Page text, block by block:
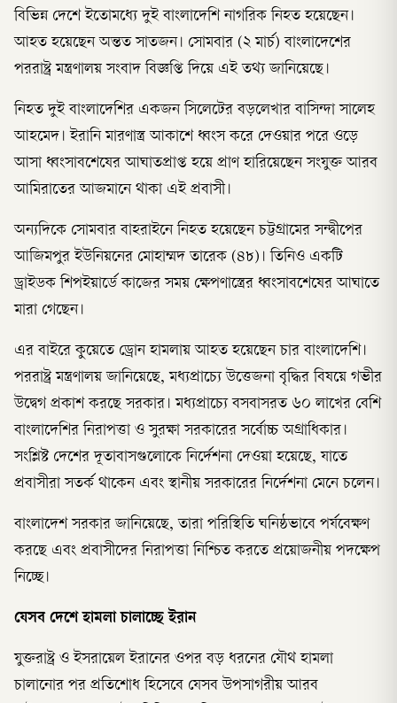
বিভিন্ন দেশে ইতোমধ্যে দুই বাংলাদেশি নাগরিক নিহত হয়েছেন।
আহত হয়েছেন অন্তত সাতজন। সোমবার (২ মার্চ) বাংলাদেশের
পররাষ্ট্র মন্ত্রণালয় সংবাদ বিজ্ঞপ্তি দিয়ে এই তথ‌্য জানিয়েছে।
নিহত দুই বাংলাদেশির একজন সিলেটের বড়লেখার বাসিন্দা সালেহ
আহমেদ। ইরানি মারণাস্ত্র আকাশে ধ্বংস করে দেওয়ার পরে ওড়ে
আসা ধ্বংসাবশেষের আঘাতপ্রাপ্ত হয়ে প্রাণ হারিয়েছেন সংযুক্ত আরব
আমিরাতের আজমানে থাকা এই প্রবাসী।
অন্যদিকে সোমবার বাহরাইনে নিহত হয়েছেন চট্টগ্রামের সন্দ্বীপের
আজিমপুর ইউনিয়নের মোহাম্মদ তারেক (৪৮)। তিনিও একটি
ড্রাইডক শিপইয়ার্ডে কাজের সময় ক্ষেপণাস্ত্রের ধ্বংসাবশেষের আঘাতে
মারা গেছেন।
এর বাইরে কুয়েতে ড্রোন হামলায় আহত হয়েছেন চার বাংলাদেশি।
পররাষ্ট্র মন্ত্রণালয় জানিয়েছে, মধ্যপ্রাচ্যে উত্তেজনা বৃদ্ধির বিষয়ে গভীর
উদ্বেগ প্রকাশ করছে সরকার। মধ্যপ্রাচ্যে বসবাসরত ৬০ লাখের বেশি
বাংলাদেশির নিরাপত্তা ও সুরক্ষা সরকারের সর্বোচ্চ অগ্রাধিকার।
সংশ্লিষ্ট দেশের দূতাবাসগুলোকে নির্দেশনা দেওয়া হয়েছে, যাতে
প্রবাসীরা সতর্ক থাকেন এবং স্থানীয় সরকারের নির্দেশনা মেনে চলেন।
বাংলাদেশ সরকার জানিয়েছে, তারা পরিস্থিতি ঘনিষ্ঠভাবে পর্যবেক্ষণ
করছে এবং প্রবাসীদের নিরাপত্তা নিশ্চিত করতে প্রয়োজনীয় পদক্ষেপ
নিচ্ছে।
যেসব দেশে হামলা চালাচ্ছে ইরান
যুক্তরাষ্ট্র ও ইসরায়েল ইরানের ওপর বড় ধরনের যৌথ হামলা
চালানোর পর প্রতিশোধ হিসেবে যেসব উপসাগরীয় আরব